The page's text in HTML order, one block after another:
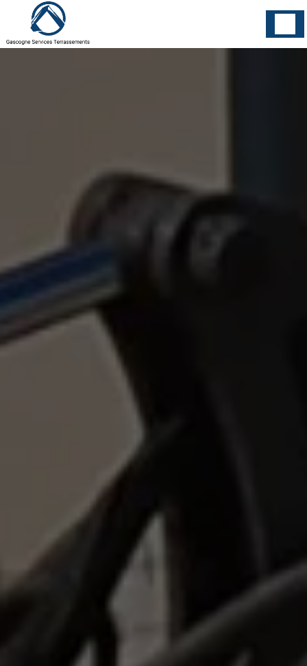
Panneau de gestion des cookies